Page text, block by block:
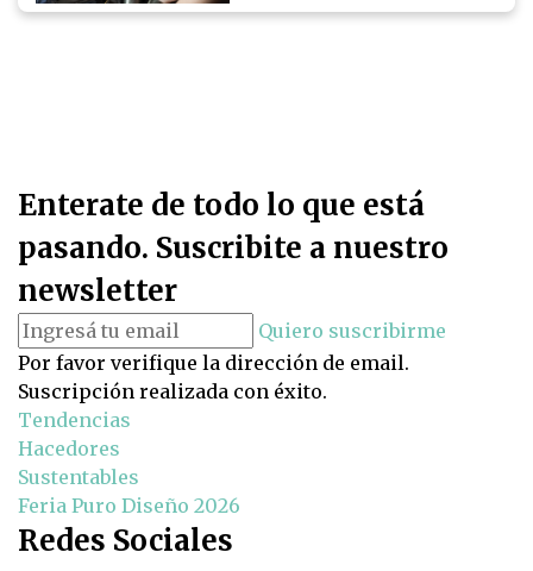
Enterate de todo lo que está
pasando. Suscribite a nuestro
newsletter
Quiero suscribirme
Por favor verifique la dirección de email.
Suscripción realizada con éxito.
Tendencias
Hacedores
Sustentables
Feria Puro Diseño 2026
Redes Sociales